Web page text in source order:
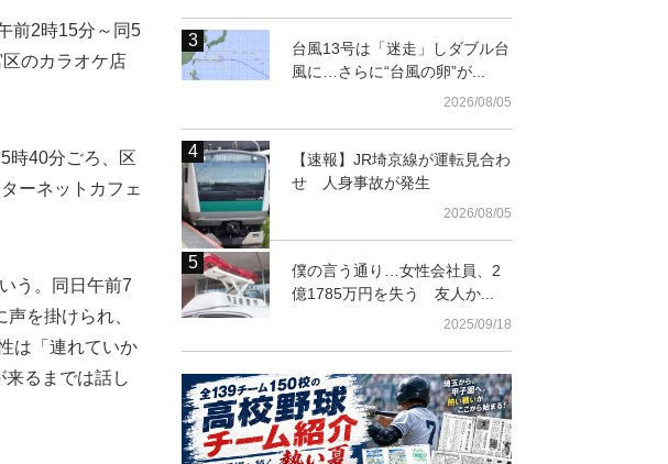
前2時15分～同5
のカラオケ店
時40分ごろ、区
ーネットカフェ
う。同日午前7
を掛けられ、
は「連れていか
るまでは話し
台風13号は「迷走」しダブル台
風に…さらに“台風の卵”が...
2026/08/05
【速報】JR埼京線が運転見合わ
せ 人身事故が発生
2026/08/05
僕の言う通り…女性会社員、2
億1785万円を失う 友人か...
2025/09/18